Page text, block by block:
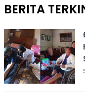
BERITA